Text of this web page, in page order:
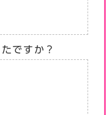
ですか？